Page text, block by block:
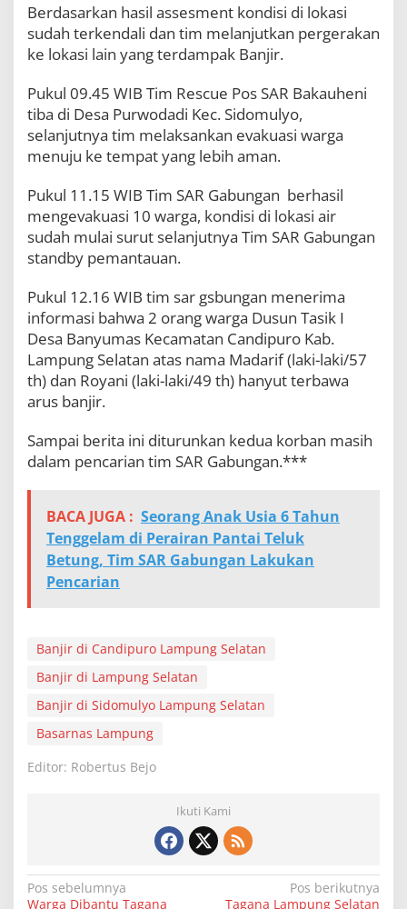
Berdasarkan hasil assesment kondisi di lokasi
sudah terkendali dan tim melanjutkan pergerakan
ke lokasi lain yang terdampak Banjir.
Pukul 09.45 WIB Tim Rescue Pos SAR Bakauheni
tiba di Desa Purwodadi Kec. Sidomulyo,
selanjutnya tim melaksankan evakuasi warga
menuju ke tempat yang lebih aman.
Pukul 11.15 WIB Tim SAR Gabungan berhasil
mengevakuasi 10 warga, kondisi di lokasi air
sudah mulai surut selanjutnya Tim SAR Gabungan
standby pemantauan.
Pukul 12.16 WIB tim sar gsbungan menerima
informasi bahwa 2 orang warga Dusun Tasik I
Desa Banyumas Kecamatan Candipuro Kab.
Lampung Selatan atas nama Madarif (laki-laki/57
th) dan Royani (laki-laki/49 th) hanyut terbawa
arus banjir.
Sampai berita ini diturunkan kedua korban masih
dalam pencarian tim SAR Gabungan.***
BACA JUGA : Seorang Anak Usia 6 Tahun
Tenggelam di Perairan Pantai Teluk
Betung, Tim SAR Gabungan Lakukan
Pencarian
Banjir di Candipuro Lampung Selatan
Banjir di Lampung Selatan
Banjir di Sidomulyo Lampung Selatan
Basarnas Lampung
Editor: Robertus Bejo
Ikuti Kami
N
Pos sebelumnya
Warga Dibantu Tagana
Pos berikutnya
Tagana Lampung Selatan